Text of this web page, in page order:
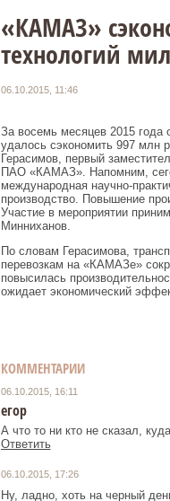
«КАМАЗ»
технологий
06.10.2015, 11:46
За восемь месяцев 2015 года
удалось сэкономить 997 млн
Герасимов, первый
ПАО «КАМАЗ». Напомним,
международная научно-
производство. Повышение
Участие в мероприятии
Минниханов.
По словам Герасимова,
перевозкам на «КАМАЗе»
повысилась
ожидает экономический
КОММЕНТАРИИ
06.10.2015, 16:11
егор
А что то ни кто не сказал,
Ответить
06.10.2015, 17:26
Ну, ладно, хоть на черный